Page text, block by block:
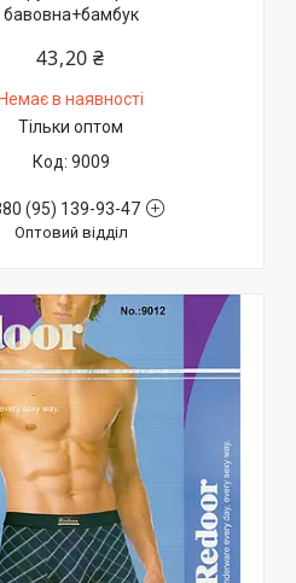
бавовна+бамбук
43,20 ₴
Немає в наявності
Тільки оптом
9009
(95) 139-93-47
Оптовий відділ